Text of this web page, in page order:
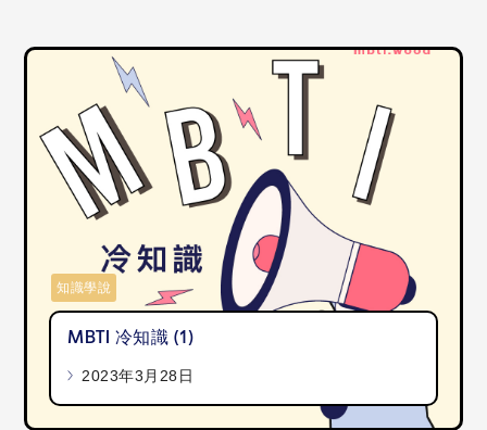
MBTI 冷知識 (1)
2023年3月28日
知識學說